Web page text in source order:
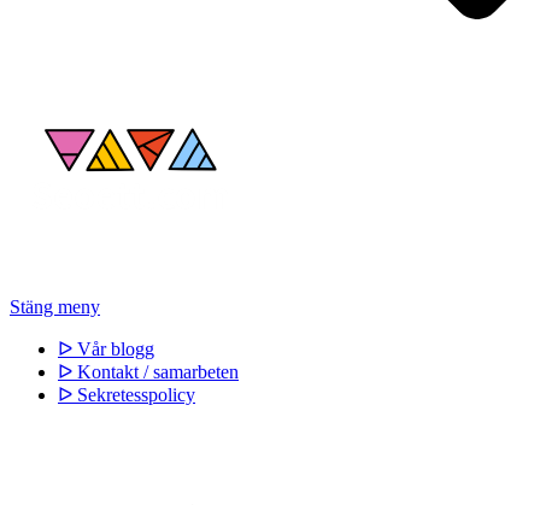
Stäng meny
ᐅ Vår blogg
ᐅ Kontakt / samarbeten
ᐅ Sekretesspolicy